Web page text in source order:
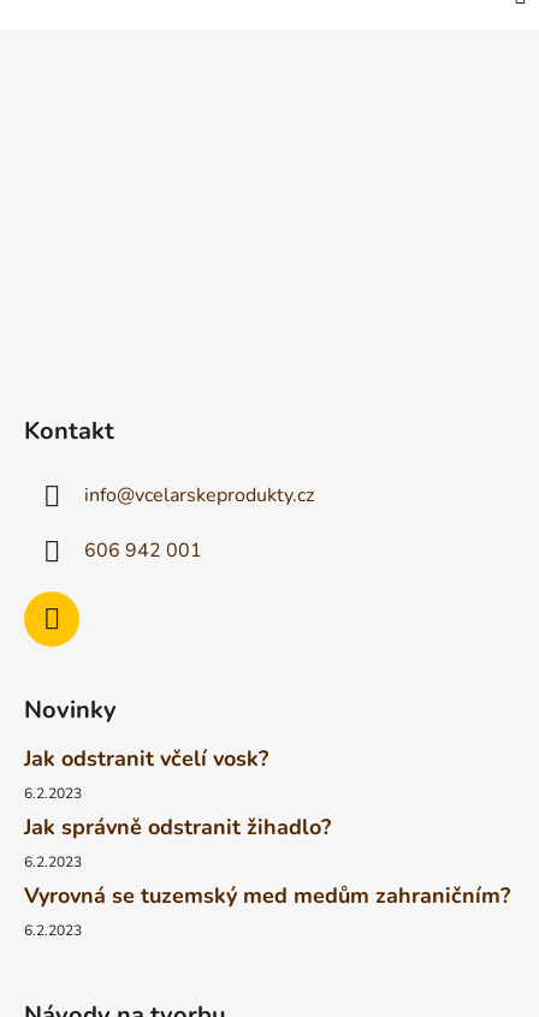
Kontakt
info@vcelarskeprodukty.cz
606 942 001
Novinky
Jak odstranit včelí vosk?
6.2.2023
Jak správně odstranit žihadlo?
6.2.2023
Vyrovná se tuzemský med medům zahraničním?
6.2.2023